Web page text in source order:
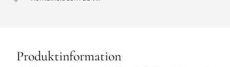
Produktinformation